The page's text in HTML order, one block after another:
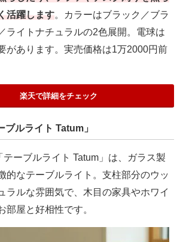
活躍します。カラーはブラック／ブラ
ライトナチュラルの2色展開。電球は
があります。実売価格は1万2000円前
楽天で詳細をチェック
ルライト Tatum」
ーブルライト Tatum」は、ガラス製
的なテーブルライト。支柱部分のウッ
ラルな雰囲気で、木目の家具やホワイ
部屋と好相性です。